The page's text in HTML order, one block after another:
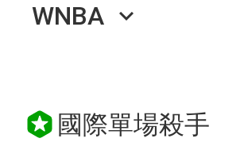
WNBA keyboard_arrow_down
國際單場殺手